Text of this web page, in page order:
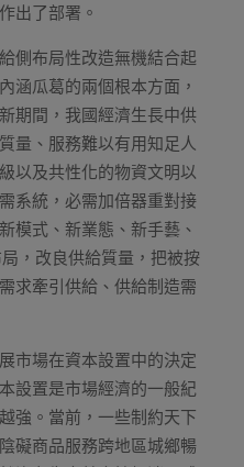
出了部署。
側布局性改造無機結合起
涵瓜葛的兩個根本方面，
期間，我國經濟生長中供
量、服務難以有用知足人
以及共性化的物資文明以
系統，必需加倍器重對接
模式、新業態、新手藝、
，改良供給質量，把被按
求牽引供給、供給制造需
市場在資本設置中的決定
設置是市場經濟的一般紀
強。當前，一些制約天下
礙商品服務跨地區城鄉暢